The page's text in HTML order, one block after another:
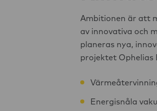
Ambitionen är att
av innovativa och
planeras nya,
projektet Ophelias
Energisnåla